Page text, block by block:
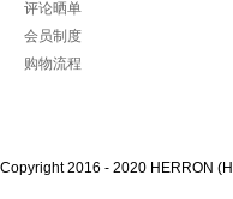
评论晒单
会员制度
购物流程
Copyright 2016 - 2020 HERRON